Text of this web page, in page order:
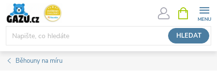
Přejít
obsah
HLEDAT
NÁKUPNÍ
KOŠÍK
Běhouny na míru